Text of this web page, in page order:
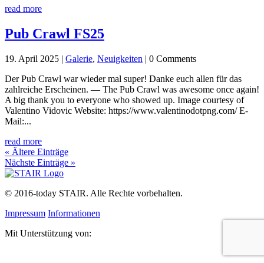
read more
Pub Crawl FS25
19. April 2025 | Galerie, Neuigkeiten | 0 Comments
Der Pub Crawl war wieder mal super! Danke euch allen für das
zahlreiche Erscheinen. — The Pub Crawl was awesome once again!
A big thank you to everyone who showed up. Image courtesy of
Valentino Vidovic Website: https://www.valentinodotpng.com/ E-
Mail:...
read more
« Ältere Einträge
Nächste Einträge »
© 2016-today STAIR. Alle Rechte vorbehalten.
Impressum Informationen
Mit Unterstützung von: